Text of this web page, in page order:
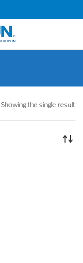
Showing the single result